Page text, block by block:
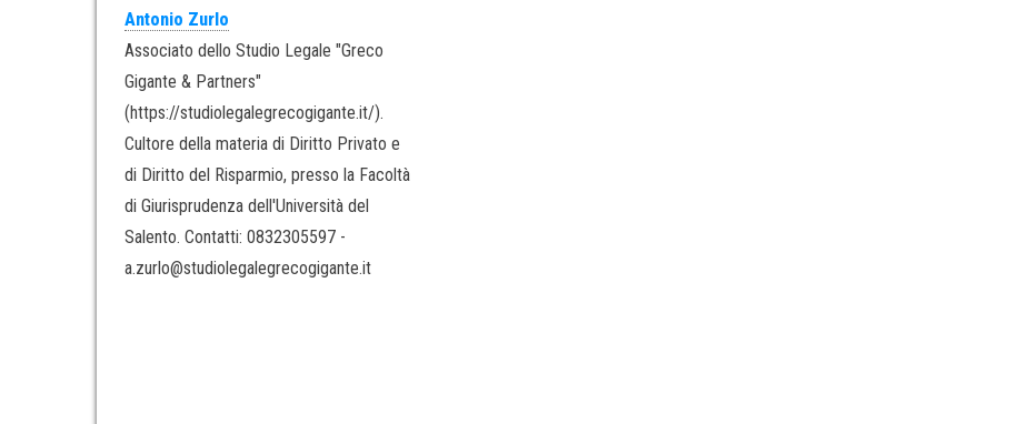
Antonio Zurlo
Associato dello Studio Legale "Greco
Gigante & Partners"
(https://studiolegalegrecogigante.it/).
Cultore della materia di Diritto Privato e
di Diritto del Risparmio, presso la Facoltà
di Giurisprudenza dell'Università del
Salento. Contatti: 0832305597 -
a.zurlo@studiolegalegrecogigante.it